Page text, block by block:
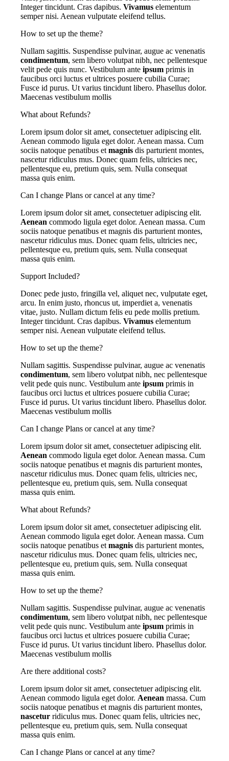
Integer tincidunt. Cras dapibus.Vivamus elementum
semper nisi. Aenean vulputate eleifend tellus.
How to set up the theme?
Nullam sagittis. Suspendisse pulvinar, augue ac venenatis
condimentum, sem libero volutpat nibh, nec pellentesque
velit pede quis nunc. Vestibulum anteipsum primis in
faucibus orci luctus et ultrices posuere cubilia Curae;
Fusce id purus. Ut varius tincidunt libero. Phasellus dolor.
Maecenas vestibulum mollis
What about Refunds?
Lorem ipsum dolor sit amet, consectetuer adipiscing elit.
Aenean commodo ligula eget dolor. Aenean massa. Cum
sociis natoque penatibus etmagnis dis parturient montes,
nascetur ridiculus mus. Donec quam felis, ultricies nec,
pellentesque eu, pretium quis, sem. Nulla consequat
massa quis enim.
Can I change Plans or cancel at any time?
Lorem ipsum dolor sit amet, consectetuer adipiscing elit.
Aenean commodo ligula eget dolor. Aenean massa. Cum
sociis natoque penatibus et magnis dis parturient montes,
nascetur ridiculus mus. Donec quam felis, ultricies nec,
pellentesque eu, pretium quis, sem. Nulla consequat
massa quis enim.
Support Included?
Donec pede justo, fringilla vel, aliquet nec, vulputate eget,
arcu. In enim justo, rhoncus ut, imperdiet a, venenatis
vitae, justo. Nullam dictum felis eu pede mollis pretium.
Integer tincidunt. Cras dapibus.Vivamus elementum
semper nisi. Aenean vulputate eleifend tellus.
How to set up the theme?
Nullam sagittis. Suspendisse pulvinar, augue ac venenatis
condimentum, sem libero volutpat nibh, nec pellentesque
velit pede quis nunc. Vestibulum anteipsum primis in
faucibus orci luctus et ultrices posuere cubilia Curae;
Fusce id purus. Ut varius tincidunt libero. Phasellus dolor.
Maecenas vestibulum mollis
Can I change Plans or cancel at any time?
Lorem ipsum dolor sit amet, consectetuer adipiscing elit.
Aenean commodo ligula eget dolor. Aenean massa. Cum
sociis natoque penatibus et magnis dis parturient montes,
nascetur ridiculus mus. Donec quam felis, ultricies nec,
pellentesque eu, pretium quis, sem. Nulla consequat
massa quis enim.
What about Refunds?
Lorem ipsum dolor sit amet, consectetuer adipiscing elit.
Aenean commodo ligula eget dolor. Aenean massa. Cum
sociis natoque penatibus etmagnis dis parturient montes,
nascetur ridiculus mus. Donec quam felis, ultricies nec,
pellentesque eu, pretium quis, sem. Nulla consequat
massa quis enim.
How to set up the theme?
Nullam sagittis. Suspendisse pulvinar, augue ac venenatis
condimentum, sem libero volutpat nibh, nec pellentesque
velit pede quis nunc. Vestibulum anteipsum primis in
faucibus orci luctus et ultrices posuere cubilia Curae;
Fusce id purus. Ut varius tincidunt libero. Phasellus dolor.
Maecenas vestibulum mollis
Are there additional costs?
Lorem ipsum dolor sit amet, consectetuer adipiscing elit.
Aenean commodo ligula eget dolor. Aenean massa. Cum
sociis natoque penatibus et magnis dis parturient montes,
nascetur ridiculus mus. Donec quam felis, ultricies nec,
pellentesque eu, pretium quis, sem. Nulla consequat
massa quis enim.
Can I change Plans or cancel at any time?